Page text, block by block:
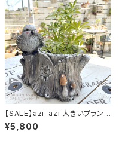
【SALE】azi-azi 大きいプランタ
ー とりと切り株プランター 送料
無料
¥5,800